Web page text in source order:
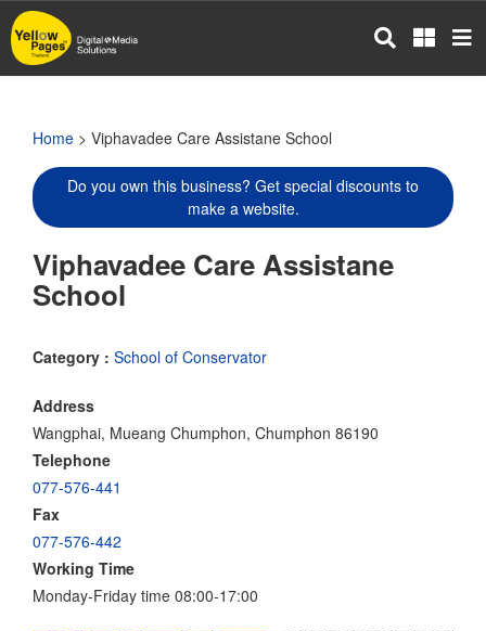
Skip
to
main
Home > Viphavadee Care Assistane School
Do you own this business? Get special discounts to
make a website.
Viphavadee Care Assistane
School
Category : School of Conservator
Address
Wangphai, Mueang Chumphon, Chumphon 86190
Telephone
077-576-441
Fax
077-576-442
Working Time
Monday-Friday time 08:00-17:00